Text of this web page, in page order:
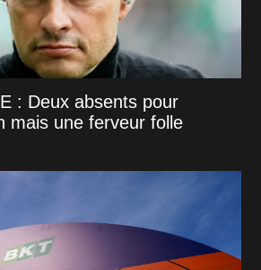
: Deux absents pour
mais une ferveur folle